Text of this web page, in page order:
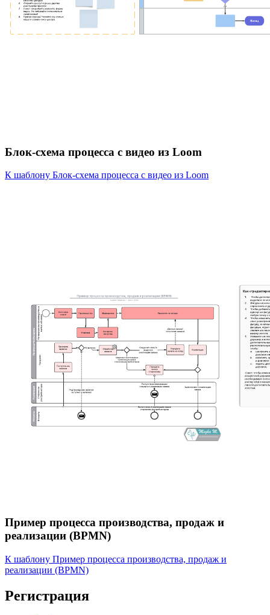
Блок-схема процесса с видео из Loom
К шаблону Блок-схема процесса с видео из Loom
Пример процесса производства, продаж и
реализации (BPMN)
К шаблону Пример процесса производства, продаж и
реализации (BPMN)
Регистрация